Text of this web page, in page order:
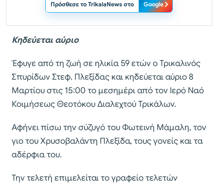
Πρόσθεσε το TrikalaNews στο Google
Κηδεύεται αύριο
Έφυγε από τη ζωή σε ηλικία 59 ετών ο Τρικαλινός
Σπυρίδων Στεφ. Πλεξίδας και κηδεύεται αύριο 8
Μαρτίου στις 15:00 το μεσημέρι από τον Ιερό Ναό
Κοιμήσεως Θεοτόκου Διαλεχτού Τρικάλων.
Αφήνει πίσω την σύζυγό του Φωτεινή Μάμαλη, τον
γιο του Χρυσοβαλάντη Πλεξίδα, τους γονείς και τα
αδέρφια του.
Την τελετή επιμελείται το γραφείο τελετών